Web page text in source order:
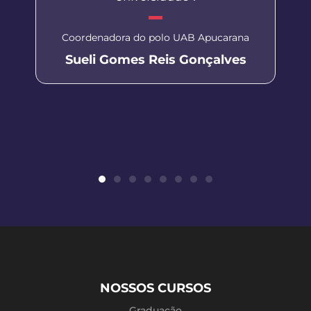
Coordenadora do polo UAB Apucarana
Sueli Gomes Reis Gonçalves
NOSSOS CURSOS